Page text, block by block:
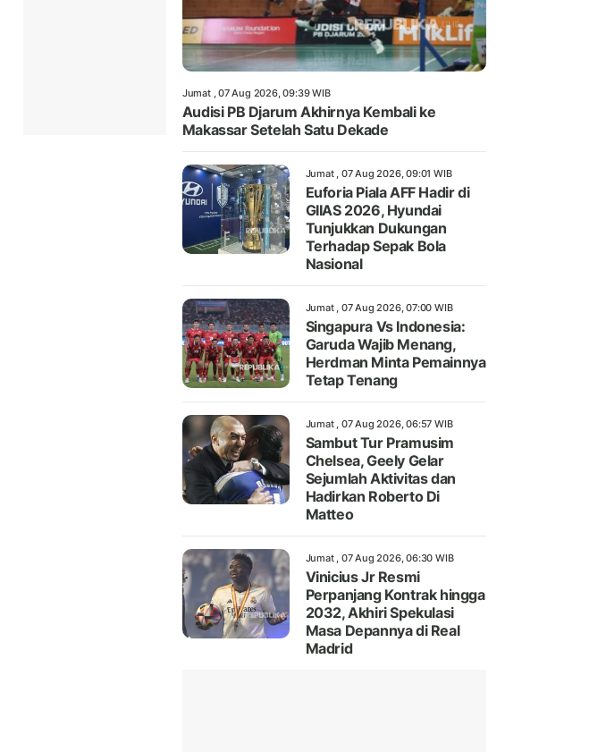
Jumat , 07 Aug 2026, 09:39 WIB
Audisi PB Djarum Akhirnya Kembali ke
Makassar Setelah Satu Dekade
Jumat , 07 Aug 2026, 09:01 WIB
Euforia Piala AFF Hadir di
GIIAS 2026, Hyundai
Tunjukkan Dukungan
Terhadap Sepak Bola
Nasional
Jumat , 07 Aug 2026, 07:00 WIB
Singapura Vs Indonesia:
Garuda Wajib Menang,
Herdman Minta Pemainnya
Tetap Tenang
Jumat , 07 Aug 2026, 06:57 WIB
Sambut Tur Pramusim
Chelsea, Geely Gelar
Sejumlah Aktivitas dan
Hadirkan Roberto Di
Matteo
Jumat , 07 Aug 2026, 06:30 WIB
Vinicius Jr Resmi
Perpanjang Kontrak hingga
2032, Akhiri Spekulasi
Masa Depannya di Real
Madrid